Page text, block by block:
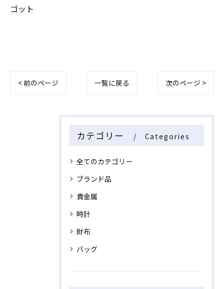
ゴット
< 前のページ 一覧に戻る 次のページ >
カテゴリー Categories
全てのカテゴリー
ブランド品
貴金属
時計
財布
バッグ